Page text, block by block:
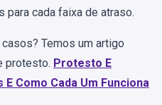
cada faixa de atraso.
Temos um artigo
protesto. Protesto E
Como Cada Um Funciona